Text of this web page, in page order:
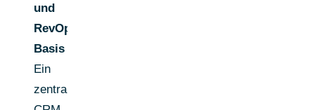
und
RevOps-
Basis
Ein
zentrales